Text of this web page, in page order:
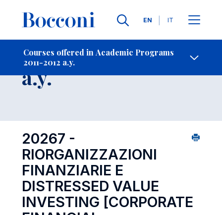
Languages
EN IT
Courses offered in Academic Programs
2011-2012 a.y.
- Contact Us
Course 2011-2012
a.y.
20267 -
RIORGANIZZAZIONI
FINANZIARIE E
DISTRESSED VALUE
INVESTING [CORPORATE